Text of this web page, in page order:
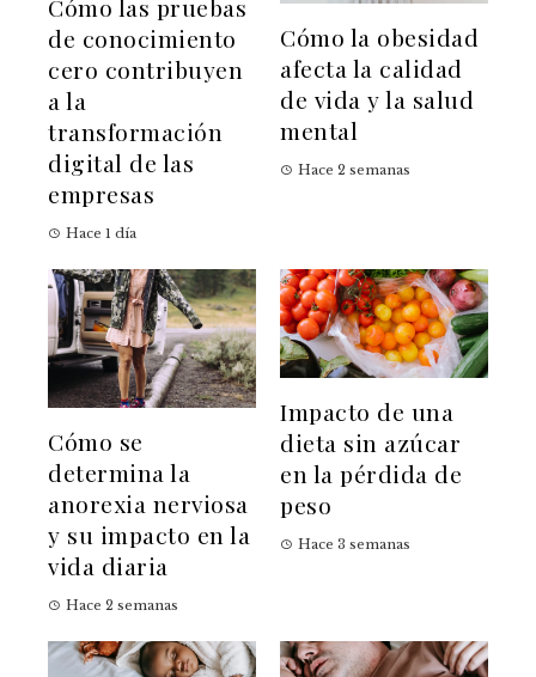
Cómo las pruebas
de conocimiento
cero contribuyen
a la
transformación
digital de las
empresas
Hace 1 día
Cómo la obesidad
afecta la calidad
de vida y la salud
mental
Hace 2 semanas
Cómo se
determina la
anorexia nerviosa
y su impacto en la
vida diaria
Hace 2 semanas
Impacto de una
dieta sin azúcar
en la pérdida de
peso
Hace 3 semanas